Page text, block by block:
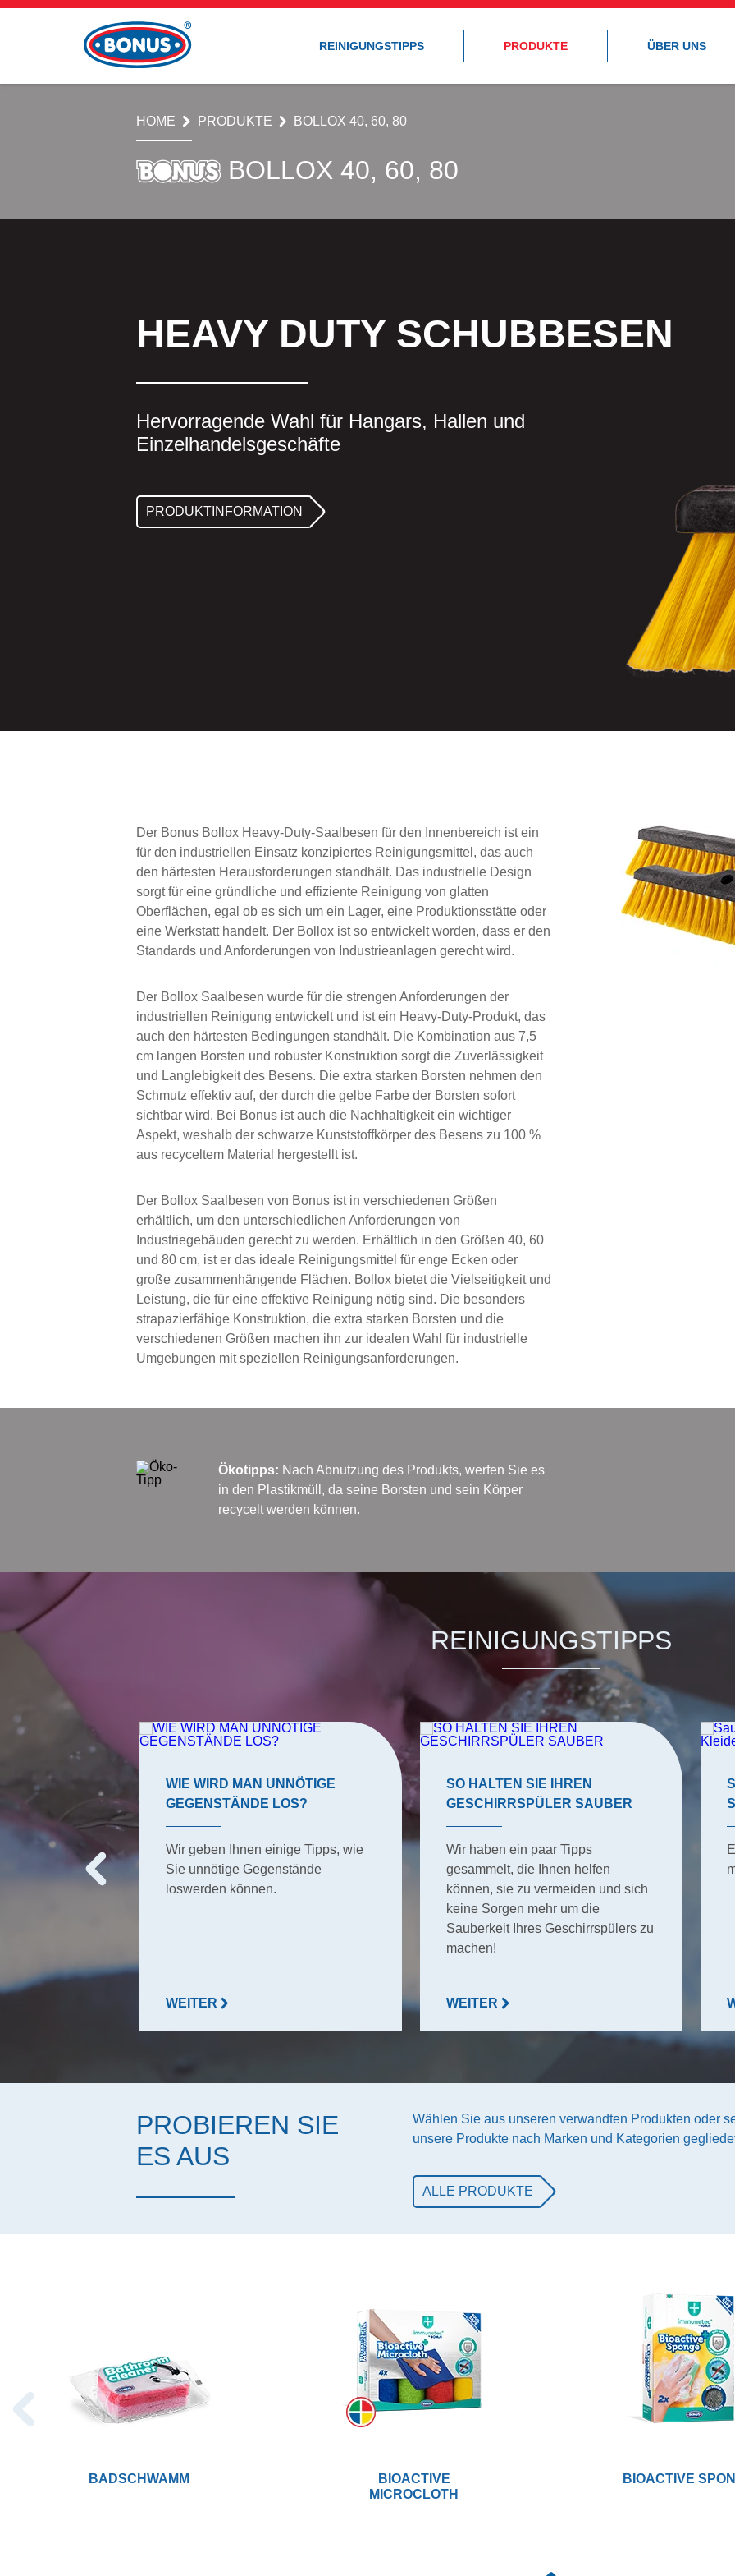
REINIGUNGSTIPPS PRODUKTE ÜBER UNS
HOME PRODUKTE BOLLOX 40, 60, 80
BOLLOX 40, 60, 80
HEAVY DUTY SCHUBBESEN
Hervorragende Wahl für Hangars, Hallen und
Einzelhandelsgeschäfte
PRODUKTINFORMATION
Der Bonus Bollox Heavy-Duty-Saalbesen für den Innenbereich ist ein
für den industriellen Einsatz konzipiertes Reinigungsmittel, das auch
den härtesten Herausforderungen standhält. Das industrielle Design
sorgt für eine gründliche und effiziente Reinigung von glatten
Oberflächen, egal ob es sich um ein Lager, eine Produktionsstätte oder
eine Werkstatt handelt. Der Bollox ist so entwickelt worden, dass er den
Standards und Anforderungen von Industrieanlagen gerecht wird.
Der Bollox Saalbesen wurde für die strengen Anforderungen der
industriellen Reinigung entwickelt und ist ein Heavy-Duty-Produkt, das
auch den härtesten Bedingungen standhält. Die Kombination aus 7,5
cm langen Borsten und robuster Konstruktion sorgt die Zuverlässigkeit
und Langlebigkeit des Besens. Die extra starken Borsten nehmen den
Schmutz effektiv auf, der durch die gelbe Farbe der Borsten sofort
sichtbar wird. Bei Bonus ist auch die Nachhaltigkeit ein wichtiger
Aspekt, weshalb der schwarze Kunststoffkörper des Besens zu 100 %
aus recyceltem Material hergestellt ist.
Der Bollox Saalbesen von Bonus ist in verschiedenen Größen
erhältlich, um den unterschiedlichen Anforderungen von
Industriegebäuden gerecht zu werden. Erhältlich in den Größen 40, 60
und 80 cm, ist er das ideale Reinigungsmittel für enge Ecken oder
große zusammenhängende Flächen. Bollox bietet die Vielseitigkeit und
Leistung, die für eine effektive Reinigung nötig sind. Die besonders
strapazierfähige Konstruktion, die extra starken Borsten und die
verschiedenen Größen machen ihn zur idealen Wahl für industrielle
Umgebungen mit speziellen Reinigungsanforderungen.
Ökotipps: Nach Abnutzung des Produkts, werfen Sie es
in den Plastikmüll, da seine Borsten und sein Körper
recycelt werden können.
REINIGUNGSTIPPS
häufige
Bio-
WIE WIRD MAN UNNÖTIGE
GEGENSTÄNDE LOS?
Wir geben Ihnen einige Tipps, wie
Sie unnötige Gegenstände
loswerden können.
WEITER
SO HALTEN SIE IHREN
GESCHIRRSPÜLER SAUBER
Wir haben ein paar Tipps
gesammelt, die Ihnen helfen
können, sie zu vermeiden und sich
keine Sorgen mehr um die
Sauberkeit Ihres Geschirrspülers zu
machen!
WEITER
PROBIEREN SIE
ES AUS
Wählen Sie aus unseren verwandten Produkten oder
unsere Produkte nach Marken und Kategorien
ALLE PRODUKTE
BADSCHWAMM
BIOACTIVE
MICROCLOTH
BIOACTIVE